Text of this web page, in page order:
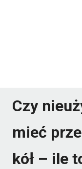
Czy
mieć
kół – ile